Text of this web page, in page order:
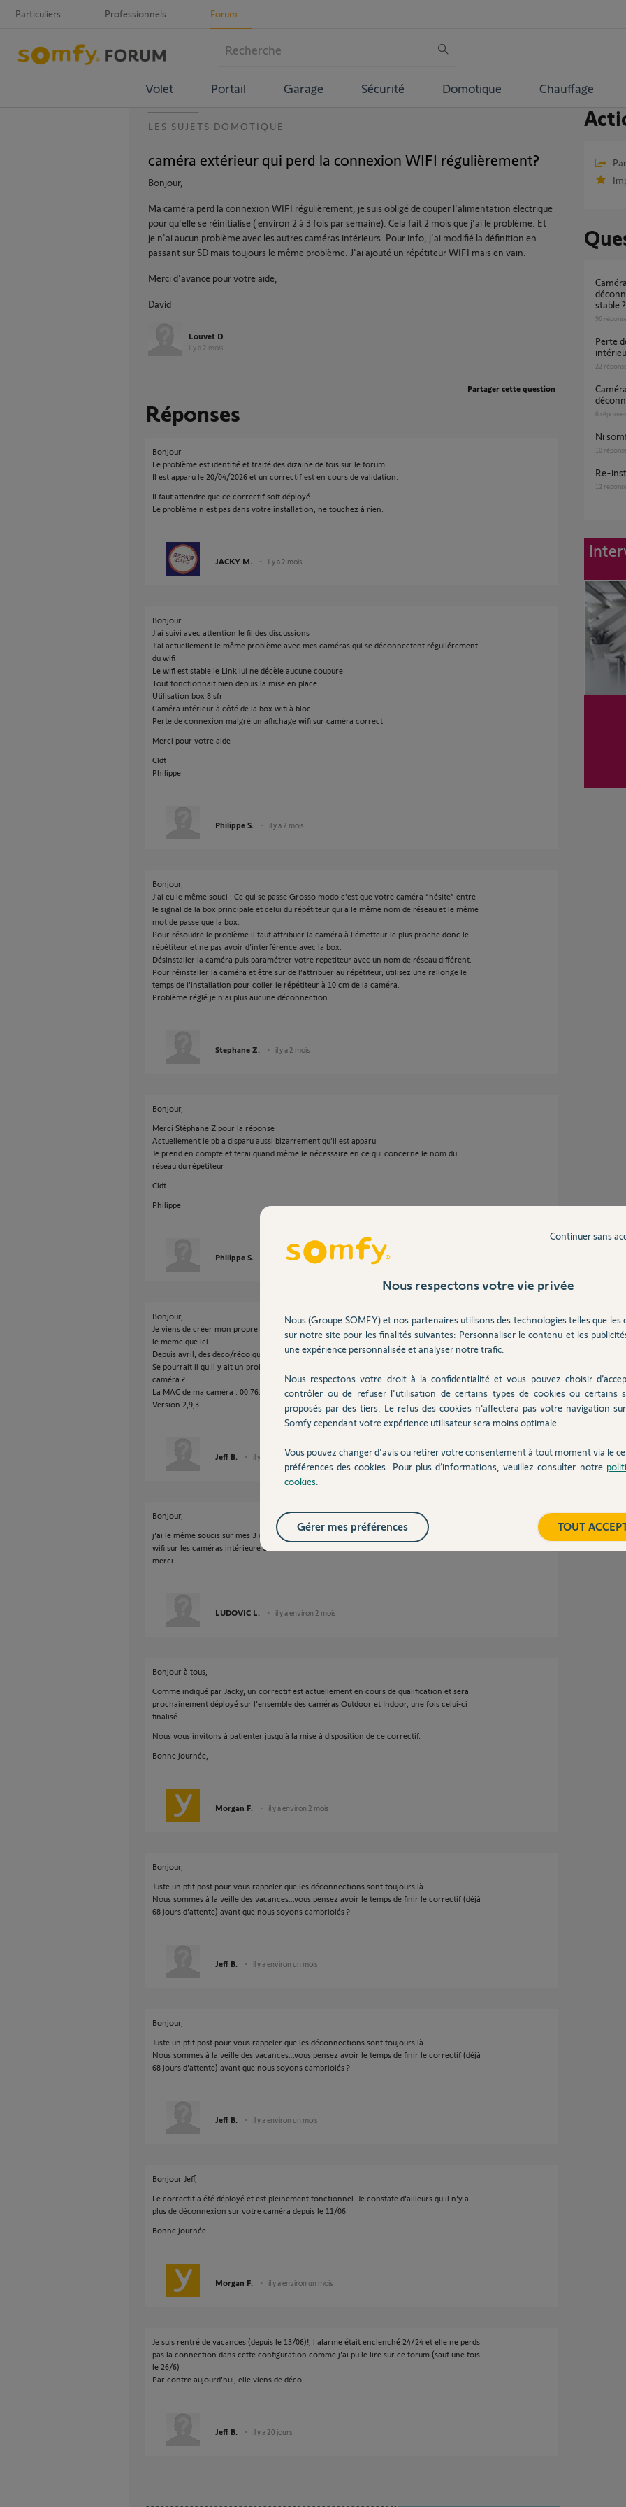
Particuliers Professionnels Forum
Volet Portail Garage Sécurité Domotique Chauffage
LES SUJETS DOMOTIQUE
caméra extérieur qui perd la connexion WIFI régulièrement?
Bonjour,
Ma caméra perd la connexion WIFI régulièrement, je suis obligé de couper l'alimentation électrique
pour qu'elle se réinitialise ( environ 2 à 3 fois par semaine). Cela fait 2 mois que j'ai le problème. Et
je n'ai aucun problème avec les autres caméras intérieurs. Pour info, j'ai modifié la définition en
passant sur SD mais toujours le même problème. J'ai ajouté un répétiteur WIFI mais en vain.
Merci d'avance pour votre aide,
David
Louvet D.
il y a 2 mois
Partager cette question
Réponses
Bonjour
Le problème est identifié et traité des dizaine de fois sur le forum.
Il est apparu le 20/04/2026 et un correctif est en cours de validation.
Il faut attendre que ce correctif soit déployé.
Le problème n'est pas dans votre installation, ne touchez à rien.
JACKY M. il y a 2 mois
Bonjour
J’ai suivi avec attention le fil des discussions
J’ai actuellement le même problème avec mes caméras qui se déconnectent réguliérement
du wifi
Le wifi est stable le Link lui ne décèle aucune coupure
Tout fonctionnait bien depuis la mise en place
Utilisation box 8 sfr
Caméra intérieur à côté de la box wifi à bloc
Perte de connexion malgré un affichage wifi sur caméra correct
Merci pour votre aide
Cldt
Philippe
Philippe S. il y a 2 mois
Bonjour,
J’ai eu le même souci : Ce qui se passe Grosso modo c’est que votre caméra “hésite” entre
le signal de la box principale et celui du répétiteur qui a le même nom de réseau et le même
mot de passe que la box.
Pour résoudre le problème il faut attribuer la caméra à l’émetteur le plus proche donc le
répétiteur et ne pas avoir d’interférence avec la box.
Désinstaller la caméra puis paramétrer votre repetiteur avec un nom de réseau différent.
Pour réinstaller la caméra et être sur de l’attribuer au répétiteur, utilisez une rallonge le
temps de l'installation pour coller le répétiteur à 10 cm de la caméra.
Problème réglé je n’ai plus aucune déconnection.
Stephane Z. il y a 2 mois
Bonjour,
Merci Stéphane Z pour la réponse
Actuellement le pb a disparu aussi bizarrement qu’il est apparu
Je prend en compte et ferai quand même le nécessaire en ce qui concerne le nom du
réseau du répétiteur
Cldt
Philippe
Philippe S. il y a 2 mois
Bonjour,
Je viens de créer mon propre post mais finalement j'ai l'impression que mon problème est
le meme que ici.
Depuis avril, des déco/réco qui deviennent de plus en plus fréquentes.
Se pourrait il qu'il y ait un problème d'interoperabilité WiFi depuis une mise à jour sur la
caméra ?
La MAC de ma caméra : 00:76:B1:07:E2:85
Version 2,9,3
Jeff B. il y a environ 2 mois
Bonjour,
j'ai le même soucis sur mes 3 caméras depuis plusieurs mois, j'ai des pertes de connexion
wifi sur les caméras intérieure et extérieure.
merci
LUDOVIC L. il y a environ 2 mois
Bonjour à tous,
Comme indiqué par Jacky, un correctif est actuellement en cours de qualification et sera
prochainement déployé sur l’ensemble des caméras Outdoor et Indoor, une fois celui‑ci
finalisé.
Nous vous invitons à patienter jusqu’à la mise à disposition de ce correctif.
Bonne journée,
Morgan F. il y a environ 2 mois
Bonjour,
Juste un ptit post pour vous rappeler que les déconnections sont toujours là
Nous sommes à la veille des vacances...vous pensez avoir le temps de finir le correctif (déjà
68 jours d'attente) avant que nous soyons cambriolés ?
Jeff B. il y a environ un mois
Bonjour,
Juste un ptit post pour vous rappeler que les déconnections sont toujours là
Nous sommes à la veille des vacances...vous pensez avoir le temps de finir le correctif (déjà
68 jours d'attente) avant que nous soyons cambriolés ?
Jeff B. il y a environ un mois
Bonjour Jeff,
Le correctif a été déployé et est pleinement fonctionnel. Je constate d'ailleurs qu'il n'y a
plus de déconnexion sur votre caméra depuis le 11/06.
Bonne journée.
Morgan F. il y a environ un mois
Je suis rentré de vacances (depuis le 13/06)!, l'alarme était enclenché 24/24 et elle ne perds
pas la connection dans cette configuration comme j'ai pu le lire sur ce forum (sauf une fois
le 26/6)
Par contre aujourd'hui, elle viens de déco...
Jeff B. il y a 20 jours
Caméras extérieures Somfy Protect qui se
stable ?
96
Perte de connexion wifi pour mes caméras
22
Caméras extérieures Somfy Protect -
6 réponses
Ni
10
Re-
12
Nous respectons votre vie privée
Nous (Groupe SOMFY) et nos partenaires utilisons des technologies telles que les
sur notre site pour les finalités suivantes: Personnaliser le contenu et les
une expérience personnalisée et analyser notre trafic.
Nous respectons votre droit à la confidentialité et vous pouvez choisir
contrôler ou de refuser l'utilisation de certains types de cookies ou certains
proposés par des tiers. Le refus des cookies n’affectera pas votre navigation
Somfy cependant votre expérience utilisateur sera moins optimale.
Vous pouvez changer d'avis ou retirer votre consentement à tout moment via le
préférences des cookies. Pour plus d’informations, veuillez consulter notre
cookies
Continuer sans
TOUT
Gérer mes préférences